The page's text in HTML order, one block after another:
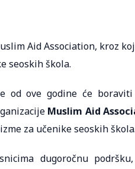
Aid Association, kroz
seoskih škola.
od ove godine će
Muslim Aid
za učenike seoskih škola.
dugoročnu